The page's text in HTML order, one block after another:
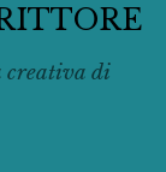
creativa di